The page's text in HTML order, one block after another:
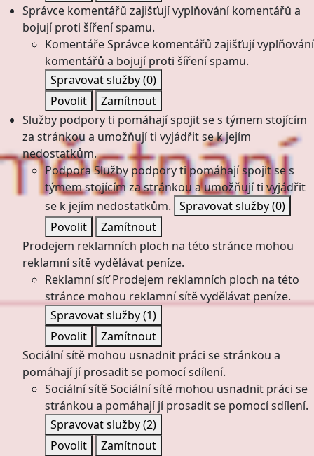
Správce komentářů zajišťují vyplňování komentářů a
bojují proti šíření spamu.
KomentářeSprávce komentářů zajišťují vyplňování
komentářů a bojují proti šíření spamu.
Spravovat služby(0)
Povolit
Zamítnout
Služby podpory ti pomáhají spojit se s týmem stojícím
za stránkou a umožňují ti vyjádřit se k jejím
nedostatkům.
Podpora Služby podpory ti pomáhají spojit se s
týmem stojícím za stránkou a umožňují ti vyjádřit
se k jejím nedostatkům. Spravovat služby(0)
Povolit
Zamítnout
Prodejem reklamních ploch na této stránce mohou
reklamní sítě vydělávat peníze.
Reklamní síť Prodejem reklamních ploch na této
stránce mohou reklamní sítě vydělávat peníze.
Spravovat služby(1)
Povolit
Zamítnout
Sociální sítě mohou usnadnit práci se stránkou a
pomáhají jí prosadit se pomocí sdílení.
Sociální sítěSociální sítě mohou usnadnit práci se
stránkou a pomáhají jí prosadit se pomocí sdílení.
Spravovat služby(2)
Povolit
Zamítnout